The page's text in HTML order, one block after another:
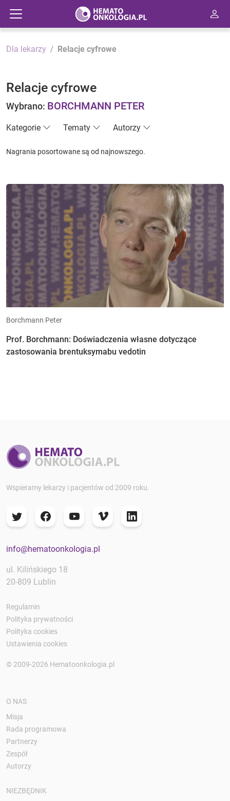
Dla lekarzy Relacje cyfrowe
Relacje cyfrowe
Wybrano: BORCHMANN PETER
Kategorie Tematy Autorzy
Nagrania posortowane są od najnowszego.
Borchmann Peter
Prof. Borchmann: Doświadczenia własne dotyczące
zastosowania brentuksymabu vedotin
Wspieramy lekarzy i pacjentów od 2009 roku.
info@hematoonkologia.pl
ul. Kilińskiego 18
20-809 Lublin
Regulamin
Polityka prywatności
Polityka cookies
Ustawienia cookies
© 2009-2026 Hematoonkologia.pl
O NAS
Misja
Rada programowa
Partnerzy
Zespół
Autorzy
NIEZBĘDNIK